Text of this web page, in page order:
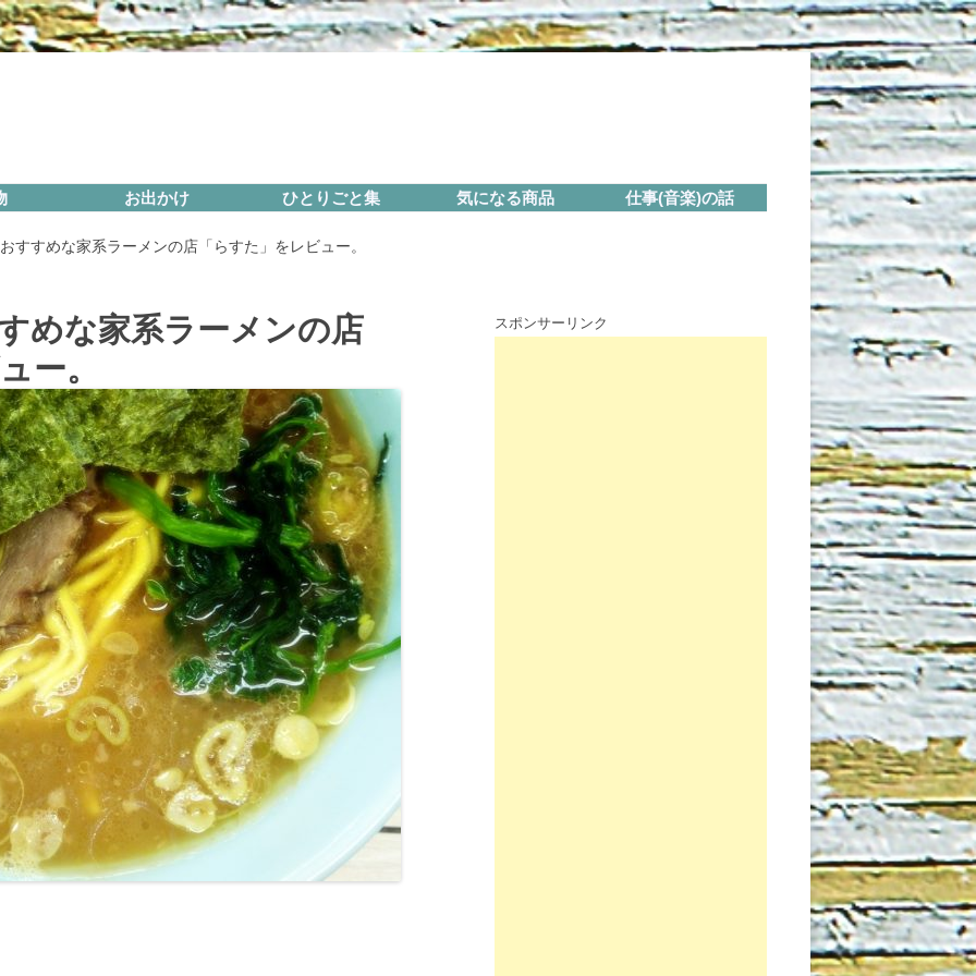
ン
ツ
ッ
プ
お出かけ ひとりごと集 気になる商品 仕事(音楽)の話
すすめな家系ラーメンの店「らすた」をレビュー。
めな家系ラーメンの店
ー。
スポンサーリンク